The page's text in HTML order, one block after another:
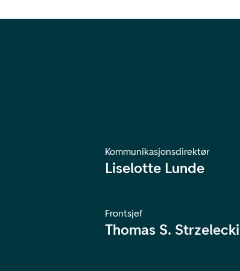
Kommunikasjonsdirektør
Liselotte Lunde
Frontsjef
Thomas S. Strzelecki